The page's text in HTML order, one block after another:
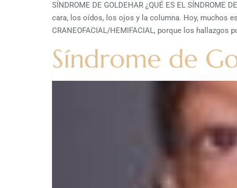
SÍNDROME DE GOLDEHAR ¿QUÉ ES EL
cara, los oídos, los ojos y la columna. Hoy, muchos
CRANEOFACIAL/HEMIFACIAL, porque los hallazgos
Síndrome de